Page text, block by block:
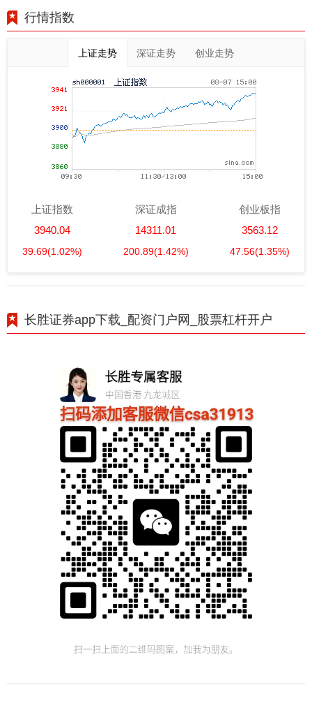
行情指数
上证走势 深证走势 创业走势
上证指数
3940.04
39.69(1.02%)
深证成指
14311.01
200.89(1.42%)
创业板指
3563.12
47.56(1.35%)
长胜证券app下载_配资门户网_股票杠杆开户